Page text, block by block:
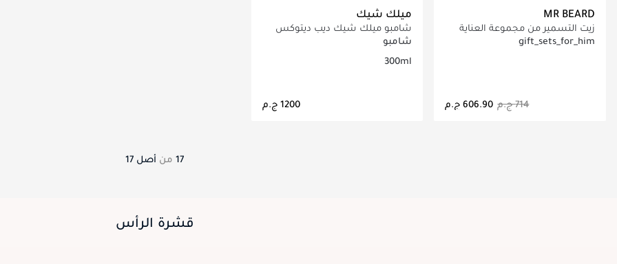
MR BEARD
زيت التسمير من مجموعة العناية
الصيفية + شامبو الشعر
gift_sets_for_him
⁦714⁩ ج.م
ميلك شيك
شامبو ميلك شيك ديب ديتوكس
300 مل
شامبو
300ml
⁦1200⁩ ج.م
17 من أصل 17
قشرة الرأس